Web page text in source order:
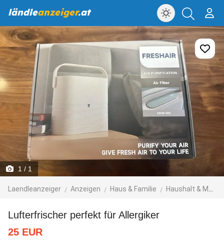
ländleanzeiger.at
1 / 1
Laendleanzeiger Anzeigen Haus & Familie Haushalt & Möbel
Lufterfrischer perfekt für Allergiker
25 EUR